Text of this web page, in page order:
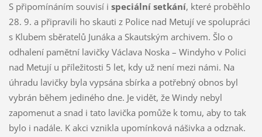
S připomínáním souvisí i speciální setkání, které proběhlo
28. 9. a připravili ho skauti z Police nad Metují ve spolupráci
s Klubem sběratelů Junáka a Skautským archivem. Šlo o
odhalení pamětní lavičky Václava Noska – Windyho v Polici
nad Metují u příležitosti 5 let, kdy už není mezi námi. Na
úhradu lavičky byla vypsána sbírka a potřebný obnos byl
vybrán během jediného dne. Je vidět, že Windy nebyl
zapomenut a snad i tato lavička pomůže k tomu, aby to tak
bylo i nadále. K akci vznikla upomínková nášivka a odznak.